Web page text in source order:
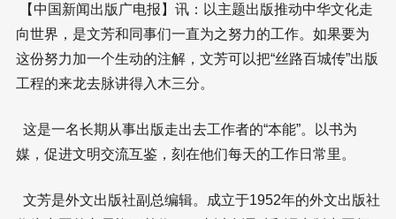
【中国新闻出版广电报】讯：以主题出版推动中华文化走
向世界，是文芳和同事们一直为之努力的工作。如果要为
这份努力加一个生动的注解，文芳可以把“丝路百城传”出版
工程的来龙去脉讲得入木三分。
这是一名长期从事出版走出去工作者的“本能”。以书为
媒，促进文明交流互鉴，刻在他们每天的工作日常里。
文芳是外文出版社副总编辑。成立于1952年的外文出版社